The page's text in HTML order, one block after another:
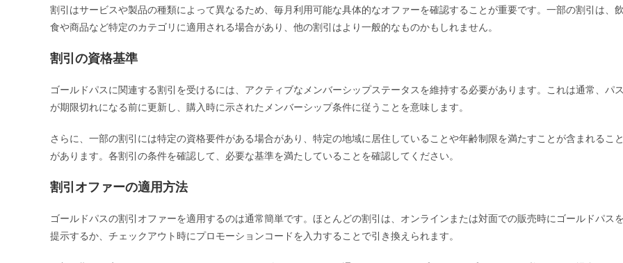
割引はサービスや製品の種類によって異なるため、毎月利用可能な具体的なオファーを確認することが重要です。一部の割引は、飲
食や商品など特定のカテゴリに適用される場合があり、他の割引はより一般的なものかもしれません。
割引の資格基準
ゴールドパスに関連する割引を受けるには、アクティブなメンバーシップステータスを維持する必要があります。これは通常、パス
が期限切れになる前に更新し、購入時に示されたメンバーシップ条件に従うことを意味します。
さらに、一部の割引には特定の資格要件がある場合があり、特定の地域に居住していることや年齢制限を満たすことが含まれること
があります。各割引の条件を確認して、必要な基準を満たしていることを確認してください。
割引オファーの適用方法
ゴールドパスの割引オファーを適用するのは通常簡単です。ほとんどの割引は、オンラインまたは対面での販売時にゴールドパスを
提示するか、チェックアウト時にプロモーションコードを入力することで引き換えられます。